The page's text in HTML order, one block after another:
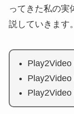
ってきた私の実
説していきます。
Play2Video